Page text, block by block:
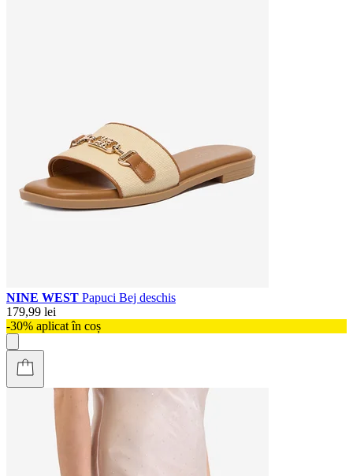
NINE WEST Papuci Bej deschis
179,99 lei
-30% aplicat în coș